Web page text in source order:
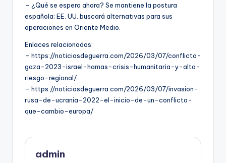
– ¿Qué se espera ahora? Se mantiene la postura
española; EE. UU. buscará alternativas para sus
operaciones en Oriente Medio.
Enlaces relacionados:
– https://noticiasdeguerra.com/2026/03/07/conflicto-
gaza-2023-israel-hamas-crisis-humanitaria-y-alto-
riesgo-regional/
– https://noticiasdeguerra.com/2026/03/07/invasion-
rusa-de-ucrania-2022-el-inicio-de-un-conflicto-
que-cambio-europa/
admin